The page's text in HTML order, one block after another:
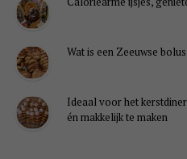
Wat is een Zeeuwse
Ideaal voor het
én makkelijk te maken